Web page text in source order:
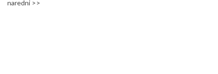
naredni >>